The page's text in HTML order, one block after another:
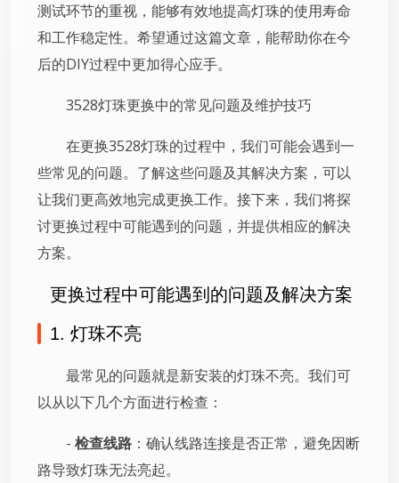
测试环节的重视，能够有效地提高灯珠的使用寿命
和工作稳定性。希望通过这篇文章，能帮助你在今
后的DIY过程中更加得心应手。
3528灯珠更换中的常见问题及维护技巧
在更换3528灯珠的过程中，我们可能会遇到一
些常见的问题。了解这些问题及其解决方案，可以
让我们更高效地完成更换工作。接下来，我们将探
讨更换过程中可能遇到的问题，并提供相应的解决
方案。
更换过程中可能遇到的问题及解决方案
1. 灯珠不亮
最常见的问题就是新安装的灯珠不亮。我们可
以从以下几个方面进行检查：
- 检查线路 ：确认线路连接是否正常，避免因断
路导致灯珠无法亮起。